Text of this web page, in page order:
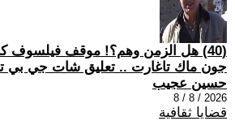
(40) هل الزمن وهم؟! موقف فيلسوف
جون ماك تاغارت .. تعليق شات جي بي
حسين عجيب
2026 / 8 / 8
قضايا ثقافية